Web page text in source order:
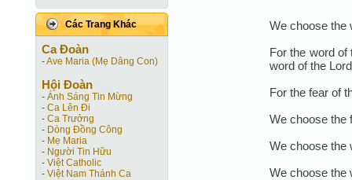
Các Trang Khác
Ca Ðoàn
-Ave Maria (Mẹ Dâng Con)
Hội Ðoàn
- Ánh Sáng Tin Mừng
- Ca Lên Đi
- Ca Trưởng
- Dòng Đồng Công
- Mẹ Maria
- Người Tin Hữu
- Việt Catholic
- Việt Nam Thánh Ca
We choose the
For the word of
word of the
For the fear of
We choose the
We choose the
We choose the